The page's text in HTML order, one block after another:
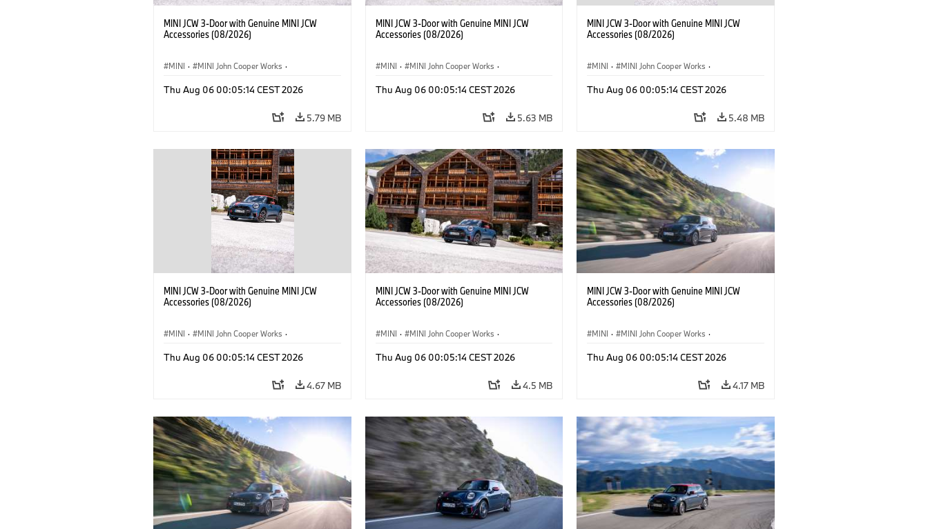
MINI JCW 3-Door with Genuine MINI JCW
Accessories (08/2026)
MINI · MINI John Cooper Works ·
Optional Extras, Accessories
Thu Aug 06 00:05:14 CEST 2026
5.79 MB
MINI JCW 3-Door with Genuine MINI JCW
Accessories (08/2026)
MINI · MINI John Cooper Works ·
Optional Extras, Accessories
Thu Aug 06 00:05:14 CEST 2026
5.63 MB
MINI JCW 3-Door with Genuine MINI JCW
Accessories (08/2026)
MINI · MINI John Cooper Works ·
Optional Extras, Accessories
Thu Aug 06 00:05:14 CEST 2026
5.48 MB
MINI JCW 3-Door with Genuine MINI JCW
Accessories (08/2026)
MINI · MINI John Cooper Works ·
Optional Extras, Accessories
Thu Aug 06 00:05:14 CEST 2026
4.67 MB
MINI JCW 3-Door with Genuine MINI JCW
Accessories (08/2026)
MINI · MINI John Cooper Works ·
Optional Extras, Accessories
Thu Aug 06 00:05:14 CEST 2026
4.5 MB
MINI JCW 3-Door with Genuine MINI JCW
Accessories (08/2026)
MINI · MINI John Cooper Works ·
Optional Extras, Accessories
Thu Aug 06 00:05:14 CEST 2026
4.17 MB